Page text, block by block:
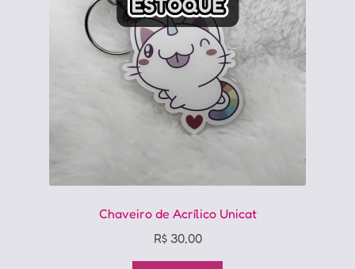
ser
escolhidas
na
página
do
produto
Chaveiro de Acrílico Unicat
R$30,00